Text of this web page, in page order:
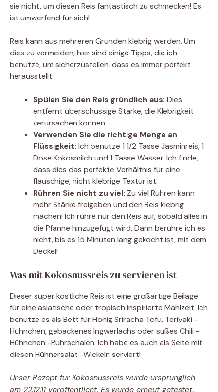
sie nicht, um diesen Reis fantastisch zu schmecken! Es
ist umwerfend für sich!
Reis kann aus mehreren Gründen klebrig werden. Um
dies zu vermeiden, hier sind einige Tipps, die ich
benutze, um sicherzustellen, dass es immer perfekt
herausstellt:
Spülen Sie den Reis gründlich aus: Dies
entfernt überschüssige Stärke, die Klebrigkeit
verursachen können.
Verwenden Sie die richtige Menge an
Flüssigkeit: Ich benutze 1 1/2 Tasse Jasminreis, 1
Dose Kokosmilch und 1 Tasse Wasser. Ich finde,
dass dies das perfekte Verhältnis für eine
flauschige, nicht klebrige Textur ist.
Rühren Sie nicht zu viel: Zu viel Rühren kann
mehr Stärke freigeben und den Reis klebrig
machen! Ich rühre nur den Reis auf, sobald alles in
die Pfanne hinzugefügt wird. Dann berühre ich es
nicht, bis es 15 Minuten lang gekocht ist, mit dem
Deckel!
Was mit Kokosnussreis zu servieren ist
Dieser super köstliche Reis ist eine großartige Beilage
für eine asiatische oder tropisch inspirierte Mahlzeit. Ich
benutze es als Bett für Honig Sriracha Tofu, Teriyaki -
Hühnchen, gebackenes Ingwerlachs oder süßes Chili -
Hühnchen -Rührschalen. Ich habe es auch als Seite mit
diesen Hühnersalat -Wickeln serviert!
Unser Rezept für Kokosnussreis wurde ursprünglich
am 22.12.11 veröffentlicht. Es wurde erneut getestet,